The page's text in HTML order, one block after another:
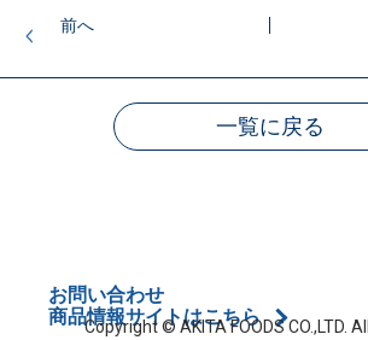
前へ
一覧に戻る
お問い合わせ
商品情報サイトはこちら
Copyright © AKITA FOODS CO.,LTD.